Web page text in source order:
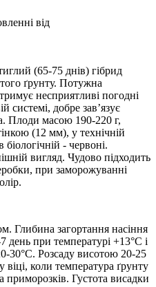
від
(65-75 днів) гібрид
ґрунту. Потужна
несприятливі погодні
системі, добре зав’язує
Плоди масою 190-220 г,
(12 мм), у технічній
біологічній - червоні.
вигляд. Чудово підходить
при заморожуванні
Глибина загортання насіння
день при температурі +13°С і
30°С. Розсаду висотою 20-25
коли температура ґрунту
приморозків. Густота висадки